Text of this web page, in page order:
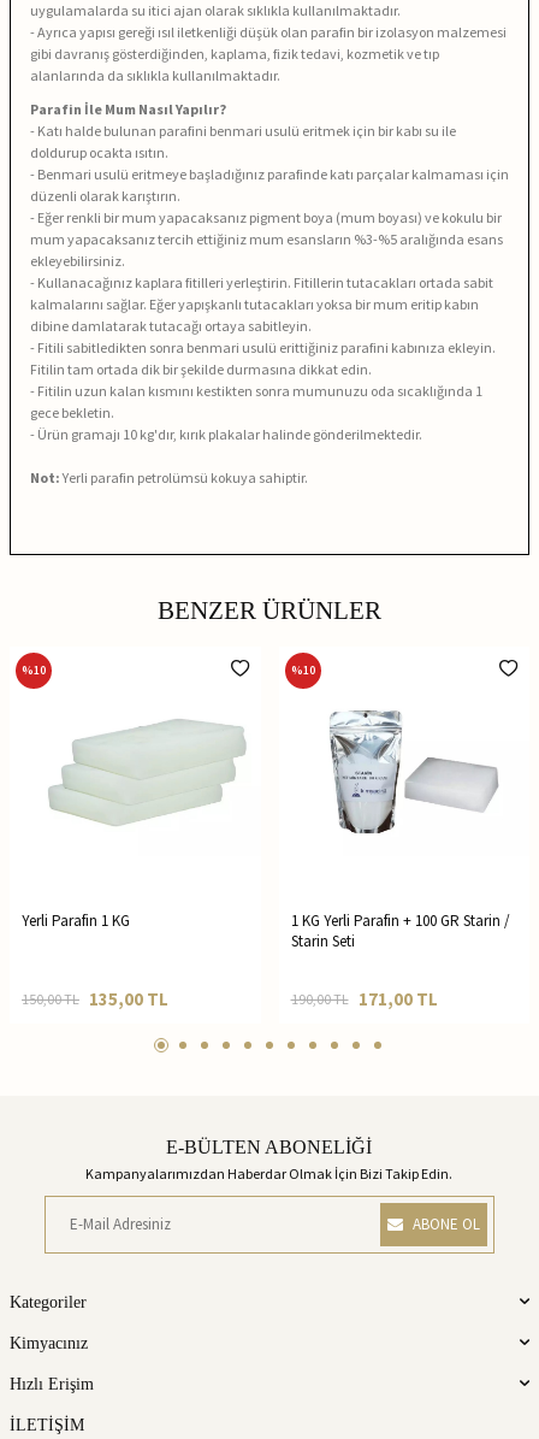
uygulamalarda su itici ajan olarak sıklıkla kullanılmaktadır.
- Ayrıca yapısı gereği ısıl iletkenliği düşük olan parafin bir izolasyon malzemesi
gibi davranış gösterdiğinden, kaplama, fizik tedavi, kozmetik ve tıp
alanlarında da sıklıkla kullanılmaktadır.
Parafin İle Mum Nasıl Yapılır?
- Katı halde bulunan parafini benmari usulü eritmek için bir kabı su ile
doldurup ocakta ısıtın.
- Benmari usulü eritmeye başladığınız parafinde katı parçalar kalmaması için
düzenli olarak karıştırın.
- Eğer renkli bir mum yapacaksanız pigment boya (mum boyası) ve kokulu bir
mum yapacaksanız tercih ettiğiniz mum esansların %3-%5 aralığında esans
ekleyebilirsiniz.
- Kullanacağınız kaplara fitilleri yerleştirin. Fitillerin tutacakları ortada sabit
kalmalarını sağlar. Eğer yapışkanlı tutacakları yoksa bir mum eritip kabın
dibine damlatarak tutacağı ortaya sabitleyin.
- Fitili sabitledikten sonra benmari usulü erittiğiniz parafini kabınıza ekleyin.
Fitilin tam ortada dik bir şekilde durmasına dikkat edin.
- Fitilin uzun kalan kısmını kestikten sonra mumunuzu oda sıcaklığında 1
gece bekletin.
- Ürün gramajı 10 kg'dır, kırık plakalar halinde gönderilmektedir.
Not:Yerli parafin petrolümsü kokuya sahiptir.
BENZER ÜRÜNLER
%10
Yerli Parafin 1 KG
150,00TL 135,00 TL
%10
1 KG Yerli Parafin + 100 GR Starin /
Starin Seti
190,00TL 171,00TL
E-BÜLTEN ABONELİĞİ
Kampanyalarımızdan Haberdar Olmak İçin Bizi Takip Edin.
ABONE OL
Kategoriler
Kimyacınız
Hızlı Erişim
İLETİŞİM